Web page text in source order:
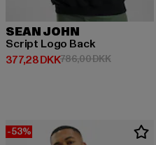
SEAN JOHN
Script Logo Back
377,28 DKK
Nuværende pris: 377,28 DKK
786,00 DKK
-53%